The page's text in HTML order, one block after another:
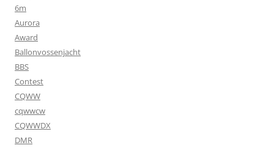
6m
Aurora
Award
Ballonvossenjacht
BBS
Contest
CQWW
cqwwcw
CQWWDX
DMR